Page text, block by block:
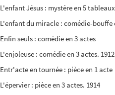
L'enfant Jésus : mystère en 5 tableaux
L'enfant du miracle : comédie-bouffe
Enfin seuls : comédie en 3 actes
L'enjoleuse : comédie en 3 actes. 1912
Entr'acte en tournée : pièce en 1 acte
L'épervier : pièce en 3 actes. 1914